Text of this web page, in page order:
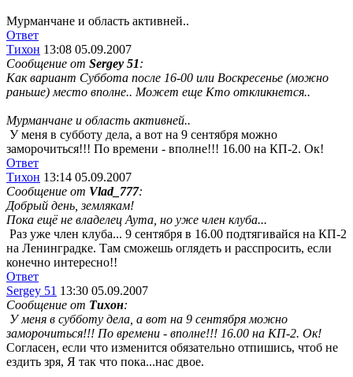
Мурманчане и область активней..
Ответ
Тихон 13:08 05.09.2007
Сообщение от Sergey 51:
Как вариант Суббота после 16-00 или Воскресенье (можно
раньше) место вполне.. Может еще Кто откликнется..
Мурманчане и область активней..
У меня в субботу дела, а вот на 9 сентября можно
заморочиться!!! По времени - вполне!!! 16.00 на КП-2. Ок!
Ответ
Тихон 13:14 05.09.2007
Сообщение от Vlad_777:
Добрый день, землякам!
Пока ещё не владелец Аута, но уже член клуба...
Раз уже член клуба... 9 сентября в 16.00 подтягивайся на КП-2
на Ленинградке. Там сможешь оглядеть и расспросить, если
конечно интересно!!
Ответ
Sergey 51 13:30 05.09.2007
Сообщение от Тихон:
У меня в субботу дела, а вот на 9 сентября можно
заморочиться!!! По времени - вполне!!! 16.00 на КП-2. Ок!
Согласен, если что изменится обязательно отпишись, чтоб не
ездить зря, Я так что пока...нас двое.